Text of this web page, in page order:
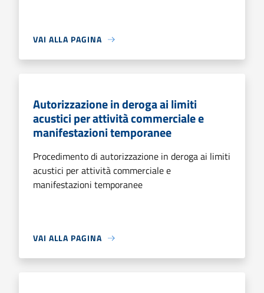
VAI ALLA PAGINA
Autorizzazione in deroga ai limiti
acustici per attività commerciale e
manifestazioni temporanee
Procedimento di autorizzazione in deroga ai limiti
acustici per attività commerciale e
manifestazioni temporanee
VAI ALLA PAGINA